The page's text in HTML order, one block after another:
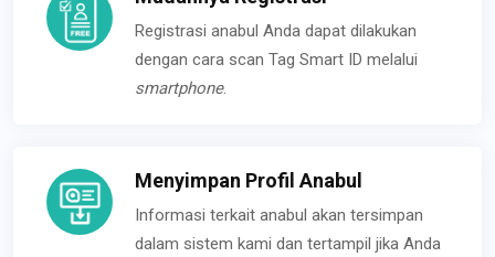
Registrasi anabul Anda dapat dilakukan
dengan cara scan Tag Smart ID melalui
smartphone.
Menyimpan Profil Anabul
Informasi terkait anabul akan tersimpan
dalam sistem kami dan tertampil jika Anda